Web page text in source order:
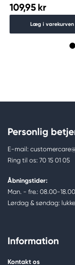
109,95 kr
Læg i varekurven
Personlig
E-mail:
Ring til os: 70 15 01 05
Åbningstider:
Man. - fre.: 08.00-18.00
Lørdag & søndag:
Information
Kontakt os